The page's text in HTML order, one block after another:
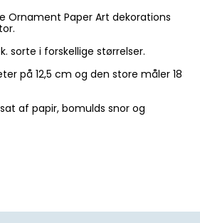
Ornament Paper Art dekorations
sorte i forskellige størrelser.
på 12,5 cm og den store måler 18
af papir, bomulds snor og